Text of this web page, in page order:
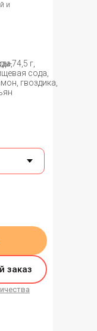
заказ
и
сода,
гвоздика,
74,5 г,